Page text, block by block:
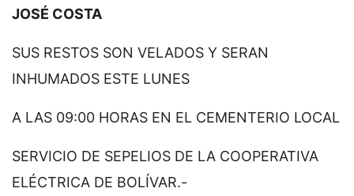
JOSÉ COSTA
SUS RESTOS SON VELADOS Y SERAN
INHUMADOS ESTE LUNES
A LAS 09:00 HORAS EN EL CEMENTERIO LOCAL
SERVICIO DE SEPELIOS DE LA COOPERATIVA
ELÉCTRICA DE BOLÍVAR.-